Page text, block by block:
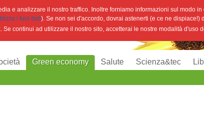
Green economy Salute Scienza&tec
e analizzare il nostro traffico. Inoltre forniamo informazioni sul modo
i tuoi dati). Se non sei d'accordo, dovrai astenerti (e ce ne
. Se continui ad utilizzare il nostro sito, accetterai le nostre modalità d'uso